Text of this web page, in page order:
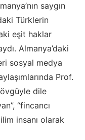
saygın
Türklerin
eşit haklar
Almanya’daki
sosyal medya
Prof.
övgüyle dile
“fincancı
insanı olarak